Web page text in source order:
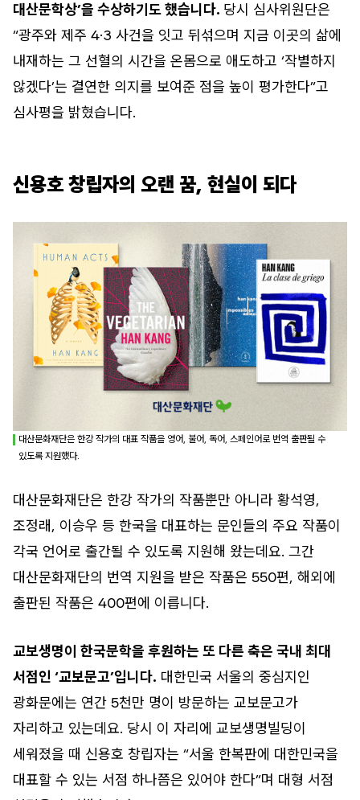
대산문학상’을 수상하기도 했습니다. 당시 심사위원단은
“광주와 제주 4·3 사건을 잇고 뒤섞으며 지금 이곳의 삶에
내재하는 그 선혈의 시간을 온몸으로 애도하고 ‘작별하지
않겠다’는 결연한 의지를 보여준 점을 높이 평가한다”고
심사평을 밝혔습니다.
신용호 창립자의 오랜 꿈, 현실이 되다
대산문화재단은 한강 작가의 대표 작품을 영어, 불어, 독어, 스페인어로 번역 출판될 수
있도록 지원했다.
대산문화재단은 한강 작가의 작품뿐만 아니라 황석영,
조정래, 이승우 등 한국을 대표하는 문인들의 주요 작품이
각국 언어로 출간될 수 있도록 지원해 왔는데요. 그간
대산문화재단의 번역 지원을 받은 작품은 550편, 해외에
출판된 작품은 400편에 이릅니다.
교보생명이 한국문학을 후원하는 또 다른 축은 국내 최대
서점인 ‘교보문고’입니다. 대한민국 서울의 중심지인
광화문에는 연간 5천만 명이 방문하는 교보문고가
자리하고 있는데요. 당시 이 자리에 교보생명빌딩이
세워졌을 때 신용호 창립자는 “서울 한복판에 대한민국을
대표할 수 있는 서점 하나쯤은 있어야 한다”며 대형 서점